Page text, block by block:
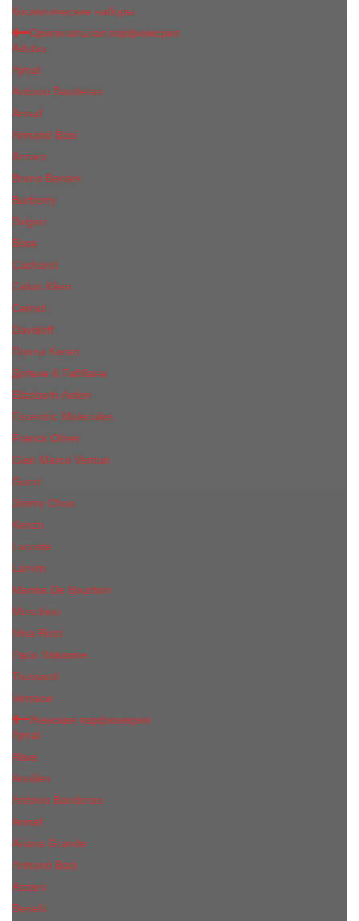
Косметические наборы
Оригинальная парфюмерия
Adidas
Ajmal
Antonio Banderas
Armaf
Armand Basi
Azzaro
Bruno Banani
Burberry
Bvlgari
Boss
Cacharel
Calvin Klein
Cerruti
Davidoff
Donna Karan
Дольче & Габбана
Elizabeth Arden
Escentric Molecules
Franck Oliver
Gian Marco Venturi
Gucci
Jimmy Choo
Kenzo
Lacoste
Lanvin
Marina De Bourbon
Moschino
Nina Ricci
Paco Rabanne
Trussardi
Versace
Женская парфюмерия
Ajmal
Alaia
Annifen
Antonio Banderas
Armaf
Ariana Grande
Armand Basi
Azzaro
Benefit